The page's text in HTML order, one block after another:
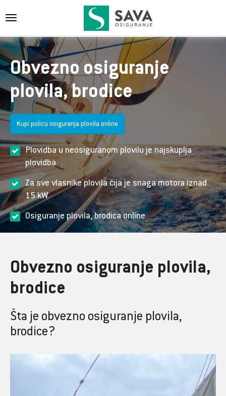
{{navigation}}
Obvezno osiguranje
plovila, brodice
Kupi policu osiguranja plovila online
Plovidba u neosiguranom plovilu je najskuplja
plovidba
Za sve vlasnike plovila čija je snaga motora iznad
15 kW
Osiguranje plovila, brodica online
Obvezno osiguranje plovila,
brodice
Šta je obvezno osiguranje plovila,
brodice?